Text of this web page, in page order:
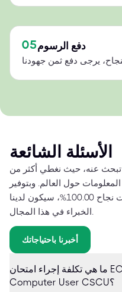
05دفع الرسوم
الأسئلة الشائعة
تبحث عنه، حيث نغطي أكثر من
حول العالم. وبتوفير
خدمات الامتحانات بالوكالة مع معدلات نجاح 100.00%، سيكون لدينا
الخبراء في هذا المجال.
أخبرنا باحتياجاتك
ما هي تكلفة إجراء امتحان EC-Council Certified Secure
Computer User CSCU؟